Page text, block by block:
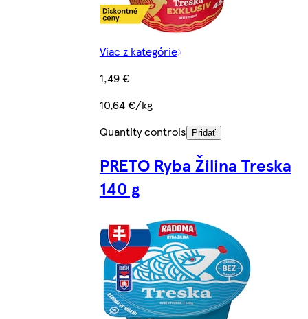
Viac z kategórie
1,49 €
10,64 €/kg
Quantity controls
Pridať
PRETO Ryba Žilina Treska
140 g